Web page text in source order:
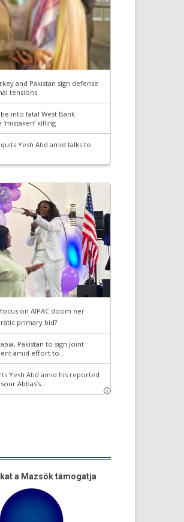
a Mazsök támogatja